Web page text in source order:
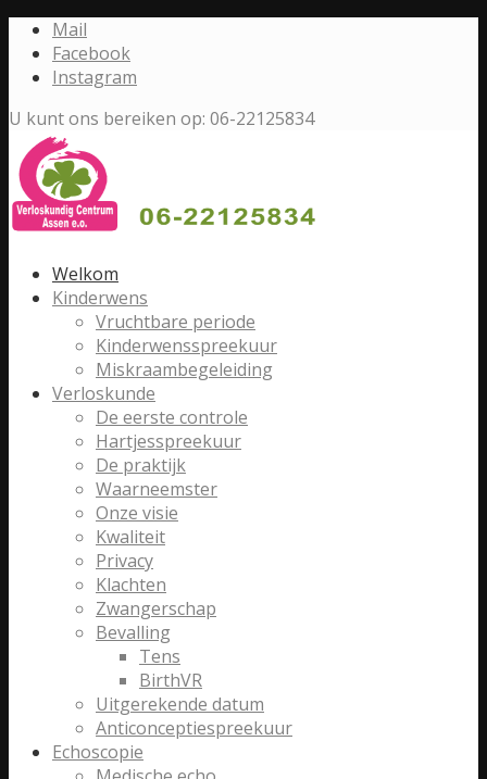
Mail
Facebook
Instagram
U kunt ons bereiken op: 06-22125834
Welkom
Kinderwens
Vruchtbare periode
Kinderwensspreekuur
Miskraambegeleiding
Verloskunde
De eerste controle
Hartjesspreekuur
De praktijk
Waarneemster
Onze visie
Kwaliteit
Privacy
Klachten
Zwangerschap
Bevalling
Tens
BirthVR
Uitgerekende datum
Anticonceptiespreekuur
Echoscopie